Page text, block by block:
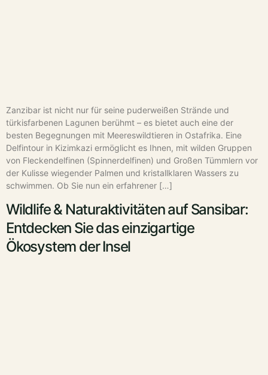
Zanzibar ist nicht nur für seine puderweißen Strände und
türkisfarbenen Lagunen berühmt – es bietet auch eine der
besten Begegnungen mit Meereswildtieren in Ostafrika. Eine
Delfintour in Kizimkazi ermöglicht es Ihnen, mit wilden Gruppen
von Fleckendelfinen (Spinnerdelfinen) und Großen Tümmlern vor
der Kulisse wiegender Palmen und kristallklaren Wassers zu
schwimmen. Ob Sie nun ein erfahrener […]
Wildlife & Naturaktivitäten auf Sansibar:
Entdecken Sie das einzigartige
Ökosystem der Insel